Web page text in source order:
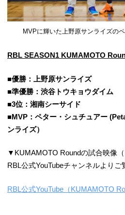
MVPに輝いた上野原サンライズの
RBL SEASON1 KUMAMOTO
■優勝：上野原サンライズ
■準優勝：渋谷トウキョウダイム
■3位：湘南シーサイド
■MVP：ペター・シュチュアー
ンライズ）
▼KUMAMOTO Roundの試合映像（
RBL公式YouTubeチャンネルよりご
RBL公式YouTube（KUMAMOTO